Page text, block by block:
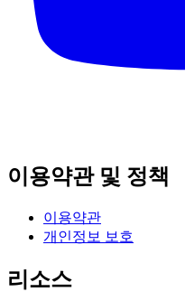
이용약관 및 정책
이용약관
개인정보 보호
리소스